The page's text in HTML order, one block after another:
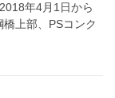
年4月1日から
上部、PSコンク